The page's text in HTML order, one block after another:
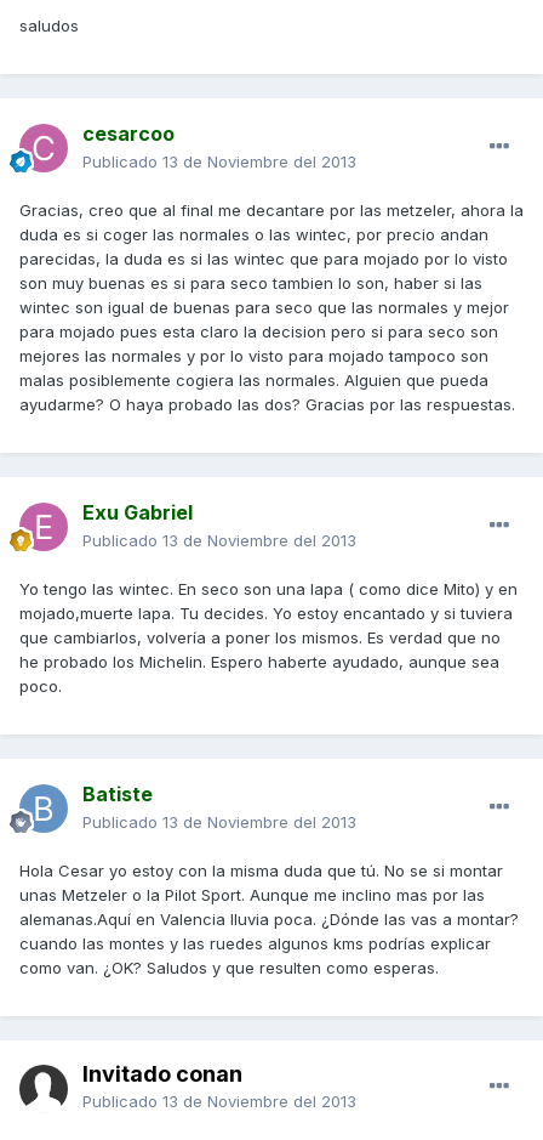
saludos
cesarcoo
Publicado 13 de Noviembre del 2013
Gracias, creo que al final me decantare por las metzeler, ahora la
duda es si coger las normales o las wintec, por precio andan
parecidas, la duda es si las wintec que para mojado por lo visto
son muy buenas es si para seco tambien lo son, haber si las
wintec son igual de buenas para seco que las normales y mejor
para mojado pues esta claro la decision pero si para seco son
mejores las normales y por lo visto para mojado tampoco son
malas posiblemente cogiera las normales. Alguien que pueda
ayudarme? O haya probado las dos? Gracias por las respuestas.
Exu Gabriel
Publicado 13 de Noviembre del 2013
Yo tengo las wintec. En seco son una lapa ( como dice Mito) y en
mojado,muerte lapa. Tu decides. Yo estoy encantado y si tuviera
que cambiarlos, volvería a poner los mismos. Es verdad que no
he probado los Michelin. Espero haberte ayudado, aunque sea
poco.
Batiste
Publicado 13 de Noviembre del 2013
Hola Cesar yo estoy con la misma duda que tú. No se si montar
unas Metzeler o la Pilot Sport. Aunque me inclino mas por las
alemanas.Aquí en Valencia lluvia poca. ¿Dónde las vas a montar?
cuando las montes y las ruedes algunos kms podrías explicar
como van. ¿OK? Saludos y que resulten como esperas.
Invitado conan
Publicado 13 de Noviembre del 2013